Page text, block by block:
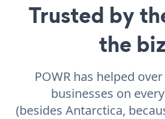
Trusted by
the
POWR has helped
businesses on
(besides Antarctica,